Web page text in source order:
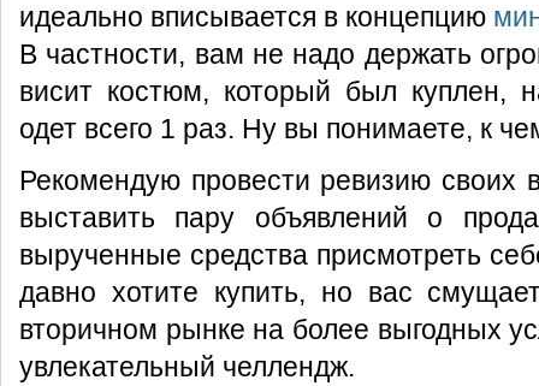
идеально вписывается в концепцию
В частности, вам не надо держать
висит костюм, который был куплен,
одет всего 1 раз. Ну вы понимаете, к
Рекомендую провести ревизию своих
выставить пару объявлений о
вырученные средства присмотреть
давно хотите купить, но вас
вторичном рынке на более выгодных
увлекательный челлендж.